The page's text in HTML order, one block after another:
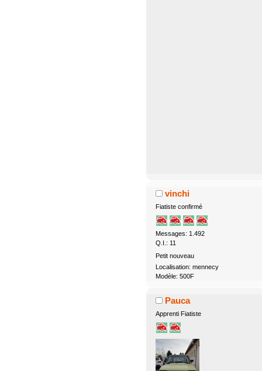
vinchi
Fiatiste confirmé
Messages: 1.492
Q.I.: 11
Petit nouveau
Localisation: mennecy
Modèle: 500F
Pauca
Apprenti Fiatiste